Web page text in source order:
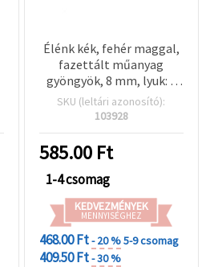
Élénk kék, fehér maggal,
fazettált műanyag
gyöngyök, 8 mm, lyuk: 2
mm – 50 g (~200 db) –
Tökéletes
kreatív DIY projektekhez
SKU (leltári azonosító):
103928
585.00 Ft
1-4 csomag
KEDVEZMÉNYEK
MENNYISÉGHEZ
468.00 Ft- 20 %5-9 csomag
409.50 Ft- 30 %